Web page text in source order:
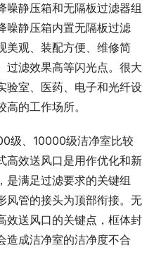
噪静压箱和无隔板过滤器组
噪静压箱内置无隔板过滤
美观、装配方便、维修简
过滤效果高等闪光点。很大
验室、医药、电子和光纤设
的工作场所。
级、10000级洁净室比较
高效送风口是用作优化和新
是满足过滤要求的关键组
风管的接头为顶部衔接。无
效送风口的关键点，框体封
造成洁净室的洁净度不合